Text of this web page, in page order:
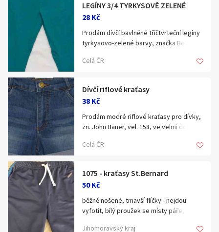
LEGÍNY 3/4 TYRKYSOVĚ ZELENÉ
28 Kč
Prodám dívčí bavlněné tříčtvrteční legíny
tyrkysovo-zelené barvy, značka Bon Prix,
Uherského Brodu, jinak poštou nebo
Celá ČR
Dívčí riflové kraťasy
38 Kč
Prodám modré riflové kraťasy pro dívky,
zn. John Baner, vel. 158, ve velmi dobrém
Brodu, jinak pošta, kurýr.
Celá ČR
1075 - kraťasy St.Bernard
50 Kč
běžně nošené, tmavší flíčky - nejdou
vyfotit, bílý proužek se místy páře, pas
Jihomoravský kraj
Zobrazit vše